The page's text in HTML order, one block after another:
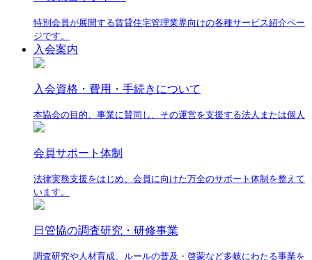
特別会員が展開する賃貸住宅管理業界向けの各種サービス紹介ペー
ジです。
入会案内
入会資格・費用・手続きについて
本協会の目的、事業に賛同し、その運営を支援する法人または個人
会員サポート体制
法律実務支援をはじめ、会員に向けた万全のサポート体制を整えて
います。
日管協の調査研究・研修事業
調査研究や人材育成、ルールの普及・啓蒙など多岐にわたる事業を